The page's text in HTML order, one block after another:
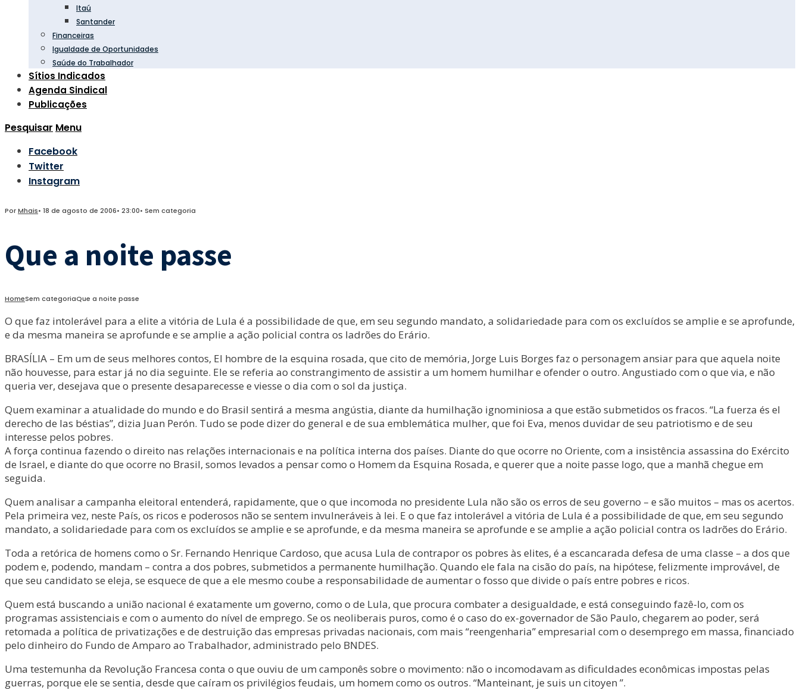
Itaú
Santander
Financeiras
Igualdade de Oportunidades
Saúde do Trabalhador
Sítios Indicados
Agenda Sindical
Publicações
Pesquisar Menu
Facebook
Twitter
Instagram
PorMhais• 18 de agosto de 2006• 23:00• Sem categoria
Que a noite passe
HomeSem categoriaQue a noite passe
O que faz intolerável para a elite a vitória de Lula é a possibilidade de que, em seu segundo mandato, a solidariedade para com os excluídos se amplie e se aprofunde,
e da mesma maneira se aprofunde e se amplie a ação policial contra os ladrões do Erário.
BRASÍLIA – Em um de seus melhores contos, El hombre de la esquina rosada, que cito de memória, Jorge Luis Borges faz o personagem ansiar para que aquela noite
não houvesse, para estar já no dia seguinte. Ele se referia ao constrangimento de assistir a um homem humilhar e ofender o outro. Angustiado com o que via, e não
queria ver, desejava que o presente desaparecesse e viesse o dia com o sol da justiça.
Quem examinar a atualidade do mundo e do Brasil sentirá a mesma angústia, diante da humilhação ignominiosa a que estão submetidos os fracos. “La fuerza és el
derecho de las béstias”, dizia Juan Perón. Tudo se pode dizer do general e de sua emblemática mulher, que foi Eva, menos duvidar de seu patriotismo e de seu
interesse pelos pobres.
A força continua fazendo o direito nas relações internacionais e na política interna dos países. Diante do que ocorre no Oriente, com a insistência assassina do Exército
de Israel, e diante do que ocorre no Brasil, somos levados a pensar como o Homem da Esquina Rosada, e querer que a noite passe logo, que a manhã chegue em
seguida.
Quem analisar a campanha eleitoral entenderá, rapidamente, que o que incomoda no presidente Lula não são os erros de seu governo – e são muitos – mas os acertos.
Pela primeira vez, neste País, os ricos e poderosos não se sentem invulneráveis à lei. E o que faz intolerável a vitória de Lula é a possibilidade de que, em seu segundo
mandato, a solidariedade para com os excluídos se amplie e se aprofunde, e da mesma maneira se aprofunde e se amplie a ação policial contra os ladrões do Erário.
Toda a retórica de homens como o Sr. Fernando Henrique Cardoso, que acusa Lula de contrapor os pobres às elites, é a escancarada defesa de uma classe – a dos que
podem e, podendo, mandam – contra a dos pobres, submetidos a permanente humilhação. Quando ele fala na cisão do país, na hipótese, felizmente improvável, de
que seu candidato se eleja, se esquece de que a ele mesmo coube a responsabilidade de aumentar o fosso que divide o país entre pobres e ricos.
Quem está buscando a união nacional é exatamente um governo, como o de Lula, que procura combater a desigualdade, e está conseguindo fazê-lo, com os
programas assistenciais e com o aumento do nível de emprego. Se os neoliberais puros, como é o caso do ex-governador de São Paulo, chegarem ao poder, será
retomada a política de privatizações e de destruição das empresas privadas nacionais, com mais “reengenharia” empresarial com o desemprego em massa, financiado
pelo dinheiro do Fundo de Amparo ao Trabalhador, administrado pelo BNDES.
Uma testemunha da Revolução Francesa conta o que ouviu de um camponês sobre o movimento: não o incomodavam as dificuldades econômicas impostas pelas
guerras, porque ele se sentia, desde que caíram os privilégios feudais, um homem como os outros. “Manteinant, je suis un citoyen ”.